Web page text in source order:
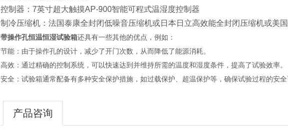
控制器：7英寸超大触摸AP-900智能可程式温湿度控制器
制冷压缩机：法国泰康全封闭低噪音压缩机或日本日立高效能全封闭压缩机或美
带操作孔恒温恒湿试验箱还具有一些其他的优点，例如：
节能：由于操作孔的设计，减少了开门次数，从而降低了能源消耗。
高效：通过精确的控制系统，可以快速达到并维持所需的温度和湿度条件，提高了试验效率。
安全：试验箱通常配备有多种安全保护措施，如过载保护、超温保护等，确保试验过程的安全
产品咨询